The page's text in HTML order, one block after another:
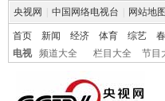
央视网 中国网络电视台 网站地图
首页 新闻 经济 体育 综艺
电视
频道大全 栏目大全 节目